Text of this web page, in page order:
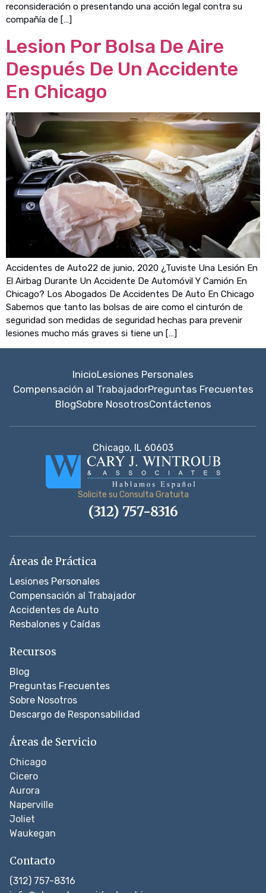
reconsideración o presentando una acción legal contra su
compañía de […]
Lesion Por Bolsa De Aire
Después De Un Accidente
En Chicago
Accidentes de Auto22 de junio, 2020 ¿Tuviste Una Lesión En
El Airbag Durante Un Accidente De Automóvil Y Camión En
Chicago? Los Abogados De Accidentes De Auto En Chicago
Sabemos que tanto las bolsas de aire como el cinturón de
seguridad son medidas de seguridad hechas para prevenir
lesiones mucho más graves si tiene un […]
InicioLesiones Personales
Compensación al TrabajadorPreguntas Frecuentes
BlogSobre NosotrosContáctenos
Chicago, IL 60603
Solicite su Consulta Gratuita
(312) 757-8316
Áreas de Práctica
Lesiones Personales
Compensación al Trabajador
Accidentes de Auto
Resbalones y Caídas
Recursos
Blog
Preguntas Frecuentes
Sobre Nosotros
Descargo de Responsabilidad
Áreas de Servicio
Chicago
Cicero
Aurora
Naperville
Joliet
Waukegan
Contacto
(312) 757-8316